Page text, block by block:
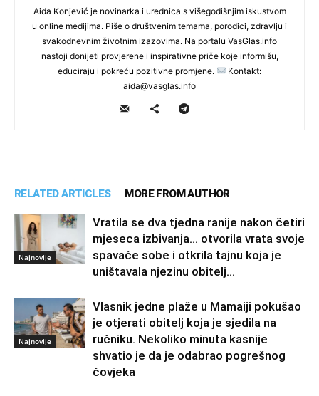
Aida Konjević je novinarka i urednica s višegodišnjim iskustvom
u online medijima. Piše o društvenim temama, porodici, zdravlju i
svakodnevnim životnim izazovima. Na portalu VasGlas.info
nastoji donijeti provjerene i inspirativne priče koje informišu,
educiraju i pokreću pozitivne promjene.
Kontakt:
aida@vasglas.info
RELATED ARTICLES MORE FROM AUTHOR
Najnovije
Vratila se dva tjedna ranije nakon četiri
mjeseca izbivanja… otvorila vrata svoje
spavaće sobe i otkrila tajnu koja je
uništavala njezinu obitelj…
Najnovije
Vlasnik jedne plaže u Mamaiji pokušao
je otjerati obitelj koja je sjedila na
ručniku. Nekoliko minuta kasnije
shvatio je da je odabrao pogrešnog
čovjeka